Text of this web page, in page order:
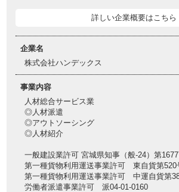
詳しい企業概要はこちら
企業名
株式会社ハンデックス
事業内容
人材総合サービス業
◎人材派遣
◎アウトソーシング
◎人材紹介
一般建設業許可 宮城県知事（般-24）第
第一種貨物利用運送事業許可 東自貨第520
第一種貨物利用運送事業許可 中運自貨第
労働者派遣事業許可 派04-01-0160